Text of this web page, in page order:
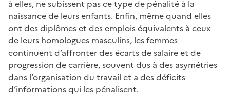
à elles, ne subissent pas ce type de pénalité à la
naissance de leurs enfants. Enfin, même quand elles
ont des diplômes et des emplois équivalents à ceux
de leurs homologues masculins, les femmes
continuent d’affronter des écarts de salaire et de
progression de carrière, souvent dus à des asymétries
dans l’organisation du travail et a des déficits
d’informations qui les pénalisent.